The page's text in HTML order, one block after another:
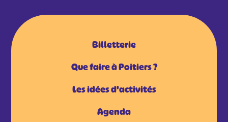
Billetterie
Que faire à Poitiers ?
Les idées d'activités
Agenda